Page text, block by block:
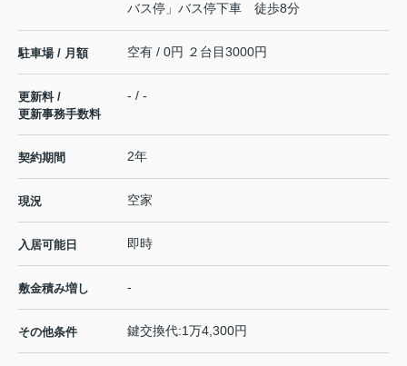
バス停」バス停下車 徒歩8分
駐車場 / 月額 空有 / 0円 ２台目3000円
更新料 /
更新事務手数料
- / -
契約期間 2年
現況 空家
入居可能日 即時
敷金積み増し -
その他条件 鍵交換代:1万4,300円